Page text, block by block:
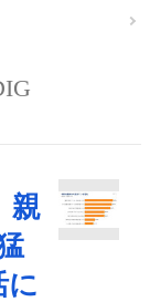
親
に